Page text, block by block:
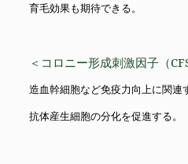
育毛効果も期待できる。
＜コロニー形成刺激因子（
造血幹細胞など免疫力向上に関連
抗体産生細胞の分化を促進する。